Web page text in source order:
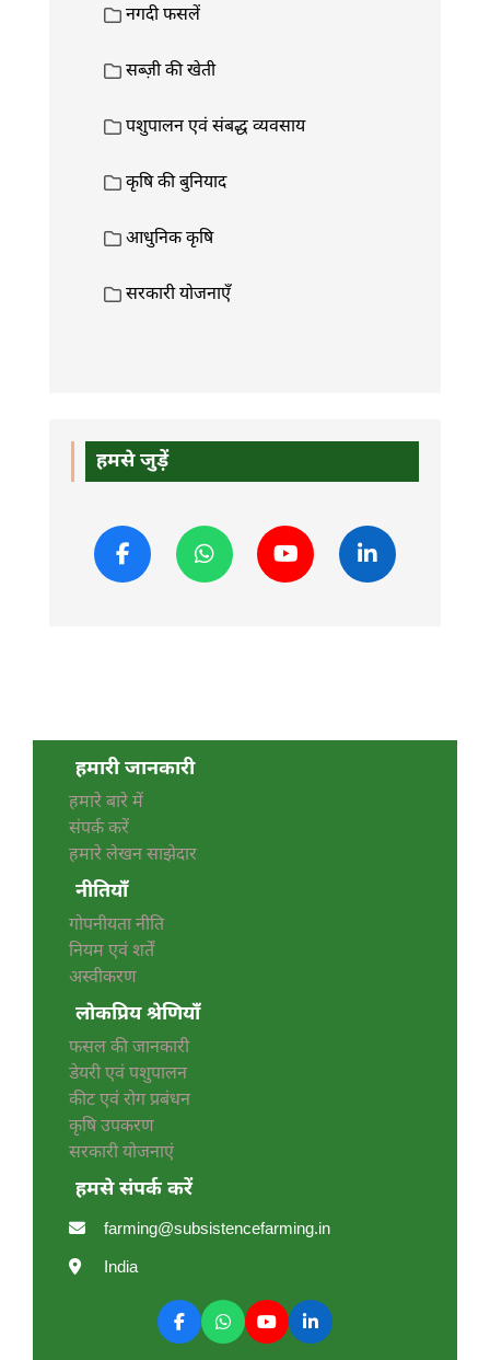
नगदी फसलें
सब्ज़ी की खेती
पशुपालन एवं संबद्ध व्यवसाय
कृषि की बुनियाद
आधुनिक कृषि
सरकारी योजनाएँ
हमसे जुड़ें
हमारी जानकारी
हमारे बारे में
संपर्क करें
हमारे लेखन साझेदार
नीतियाँ
गोपनीयता नीति
नियम एवं शर्तें
अस्वीकरण
लोकप्रिय श्रेणियाँ
फसल की जानकारी
डेयरी एवं पशुपालन
कीट एवं रोग प्रबंधन
कृषि उपकरण
सरकारी योजनाएं
हमसे संपर्क करें
farming@subsistencefarming.in
India